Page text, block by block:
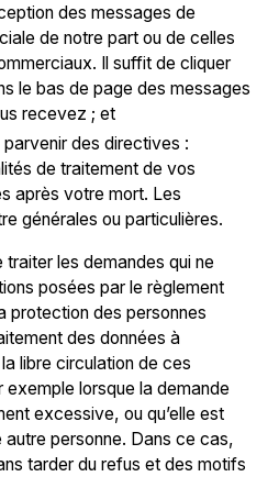
des messages de
de notre part ou de celles
Il suffit de cliquer
le bas de page des messages
recevez ; et
des directives :
de traitement de vos
après votre mort. Les
générales ou particulières.
les demandes qui ne
posées par le règlement
protection des personnes
des données à
libre circulation de ces
exemple lorsque la demande
excessive, ou qu’elle est
autre personne. Dans ce cas,
tarder du refus et des motifs